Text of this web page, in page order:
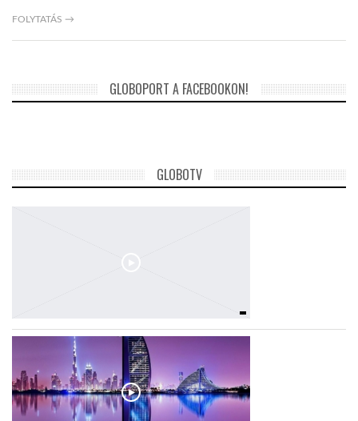
FOLYTATÁS →
GLOBOPORT A FACEBOOKON!
GLOBOTV